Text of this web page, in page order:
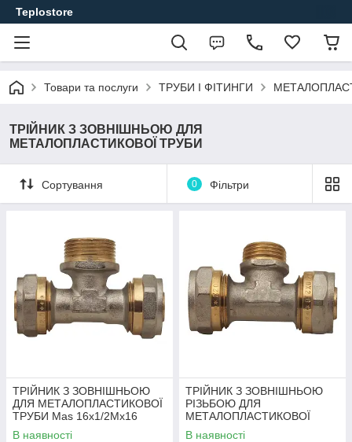
Teplostore
Товари та послуги ТРУБИ І ФІТИНГИ
ТРІЙНИК З ЗОВНІШНЬОЮ ДЛЯ
МЕТАЛОПЛАСТИКОВОЇ ТРУБИ
Сортування 0 Фільтри
ТРІЙНИК З ЗОВНІШНЬОЮ
ДЛЯ МЕТАЛОПЛАСТИКОВОЇ
ТРУБИ Mas 16x1/2Mx16
В наявності
ТРІЙНИК З ЗОВНІШНЬОЮ
РІЗЬБОЮ ДЛЯ
МЕТАЛОПЛАСТИКОВОЇ
ТРУБИ 16x1/2Мх16
В наявності